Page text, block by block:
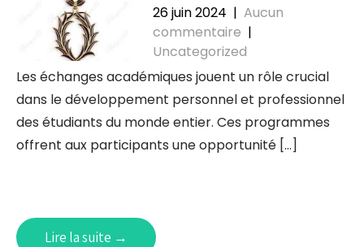
26 juin 2024 | Aucun
commentaire |
Uncategorized
Les échanges académiques jouent un rôle crucial
dans le développement personnel et professionnel
des étudiants du monde entier. Ces programmes
offrent aux participants une opportunité […]
Lire la suite →